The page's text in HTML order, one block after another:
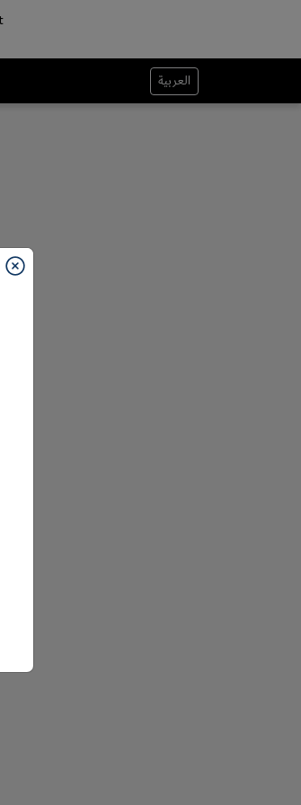
العربية